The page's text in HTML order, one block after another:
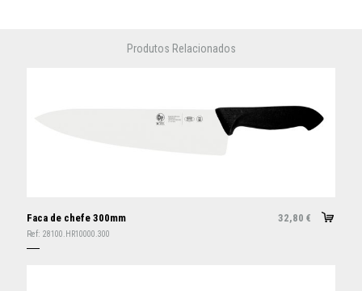
Produtos Relacionados
Faca de chefe 300mm 32,80 €
Ref: 28100.HR10000.300